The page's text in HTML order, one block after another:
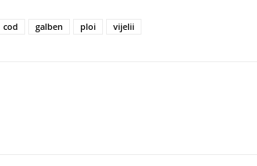
cod galben ploi vijelii